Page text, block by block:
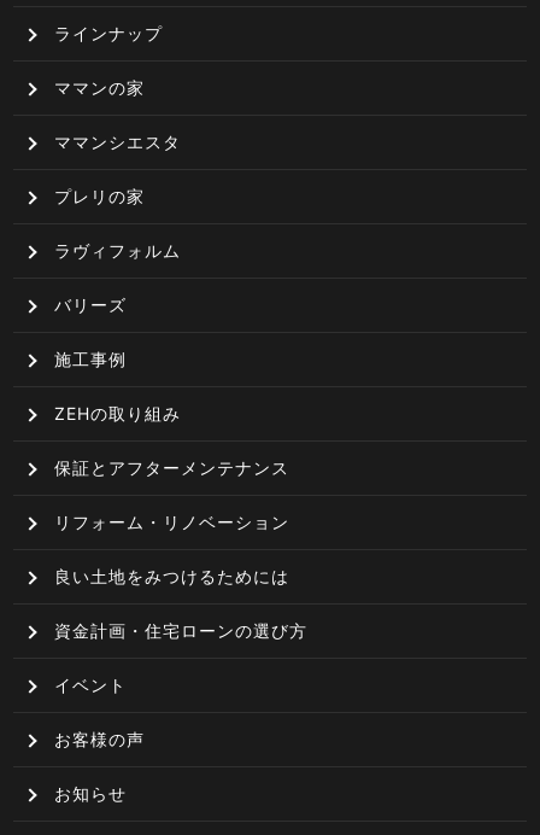
ラインナップ
ママンの家
ママンシエスタ
プレリの家
ラヴィフォルム
バリーズ
施工事例
ZEHの取り組み
保証とアフターメンテナンス
リフォーム・リノベーション
良い土地をみつけるためには
資金計画・住宅ローンの選び方
イベント
お客様の声
お知らせ